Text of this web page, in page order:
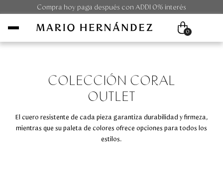
Compra hoy paga después con ADDI 0% interés
Unisex
0
COLECCIÓN CORAL
OUTLET
El cuero resistente de cada pieza garantiza durabilidad y firmeza,
mientras que su paleta de colores ofrece opciones para todos los
estilos.